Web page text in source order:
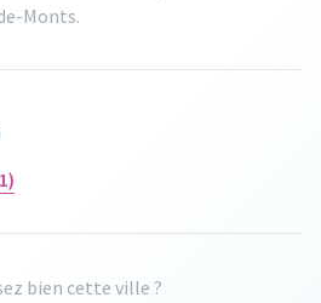
Monts.
bien cette ville ?